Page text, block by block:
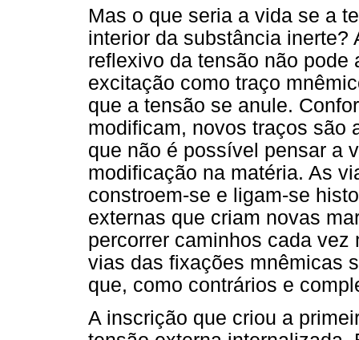
Mas o que seria a vida se a
interior da substância inerte?
reflexivo da tensão não
excitação como traço
que a tensão se anule.
modificam, novos traços são
que não é possível pensar a
modificação na matéria. As
constroem-se e ligam-se
externas que criam novas
percorrer caminhos cada
vias das fixações mnêmicas
que, como contrários e
A inscrição que criou a